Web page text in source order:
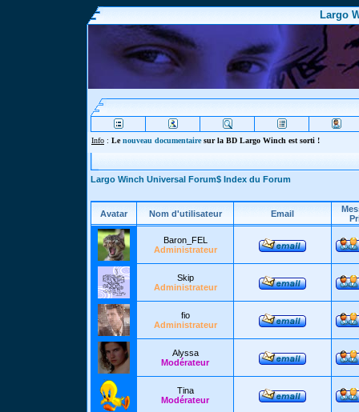
Largo
Info : Lenouveau documentairesur la BD Largo Winch est sorti !
Largo Winch Universal Forum$ Index du Forum
Avatar Nom d'utilisateur Email
Baron_FEL
Administrateur
Skip
Administrateur
fio
Administrateur
Alyssa
Modérateur
Tina
Modérateur